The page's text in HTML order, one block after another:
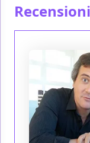
Recensioni